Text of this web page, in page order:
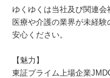
ゆくゆくは当社及び関連会
医療や介護の業界が未経
安心ください。
【魅力】
東証プライム上場企業